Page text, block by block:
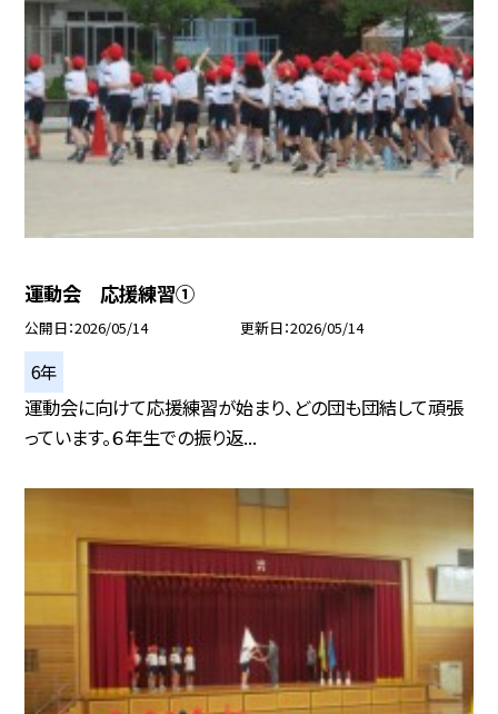
運動会 応援練習①
公開日 2026/05/14 更新日 2026/05/14
6年
運動会に向けて応援練習が始まり、どの団も団結して頑張
っています。６年生での振り返...